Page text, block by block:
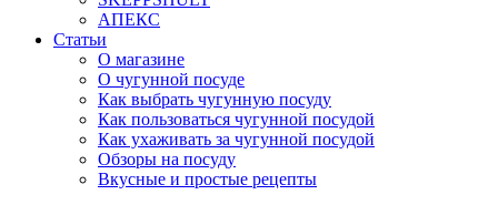
АПЕКС
Статьи
О магазине
О чугунной посуде
Как выбрать чугунную посуду
Как пользоваться чугунной посудой
Как ухаживать за чугунной посудой
Обзоры на посуду
Вкусные и простые рецепты